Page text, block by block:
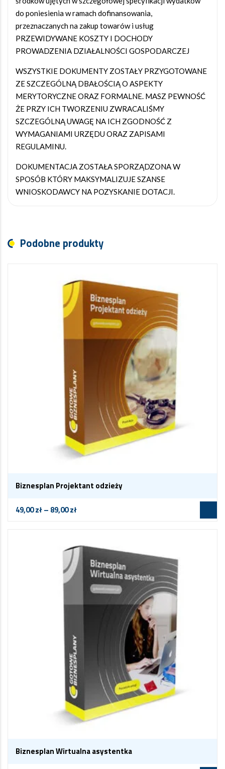
do poniesienia w ramach dofinansowania,
przeznaczanych na zakup towarów i usług
PRZEWIDYWANE KOSZTY I DOCHODY
PROWADZENIA DZIAŁALNOŚCI GOSPODARCZEJ
WSZYSTKIE DOKUMENTY ZOSTAŁY PRZYGOTOWANE
ZE SZCZEGÓLNĄ DBAŁOŚCIĄ O ASPEKTY
MERYTORYCZNE ORAZ FORMALNE. MASZ PEWNOŚĆ
ŻE PRZY ICH TWORZENIU ZWRACALIŚMY
SZCZEGÓLNĄ UWAGĘ NA ICH ZGODNOŚĆ Z
WYMAGANIAMI URZĘDU ORAZ ZAPISAMI
REGULAMINU.
DOKUMENTACJA ZOSTAŁA SPORZĄDZONA W
SPOSÓB KTÓRY MAKSYMALIZUJE SZANSE
WNIOSKODAWCY NA POZYSKANIE DOTACJI.
Podobne produkty
Biznesplan Projektant odzieży
49,00zł– 89,00zł
Biznesplan Wirtualna asystentka